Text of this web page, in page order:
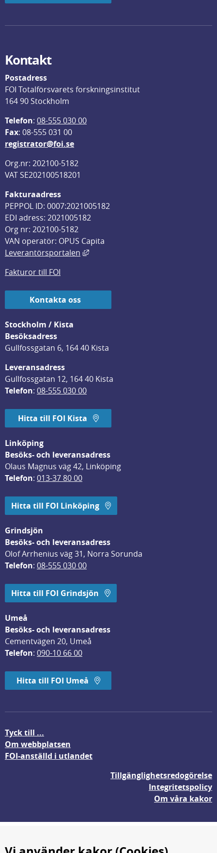
Kontakt
Postadress
FOI Totalförsvarets forskningsinstitut
164 90 Stockholm
Telefon: 08-555 030 00
Fax: 08-555 031 00
registrator@foi.se
Org.nr: 202100-5182
VAT SE202100518201
Fakturaadress
PEPPOL ID: 0007:2021005182
EDI adress: 2021005182
Org nr: 202100-5182
VAN operatör: OPUS Capita
Leverantörsportalen
Länk till annan webbplats, öppnas
Fakturor till FOI
Kontakta oss
Stockholm / Kista
Besöksadress
Gullfossgatan 6, 164 40 Kista
Leveransadress
Gullfossgatan 12, 164 40 Kista
Telefon: 08-555 030 00
Hitta till FOI Kista
Linköping
Besöks- och leveransadress
Olaus Magnus väg 42, Linköping
Telefon: 013-37 80 00
Hitta till FOI Linköping
Grindsjön
Besöks- och leveransadress
Olof Arrhenius väg 31, Norra Sorunda
Telefon: 08-555 030 00
Hitta till FOI Grindsjön
Umeå
Besöks- och leveransadress
Cementvägen 20, Umeå
Telefon: 090-10 66 00
Hitta till FOI Umeå
Tyck till ...
Om webbplatsen
FOI-anställd i utlandet
Tillgänglighetsredogörelse
Integritetspolicy
Om våra kakor